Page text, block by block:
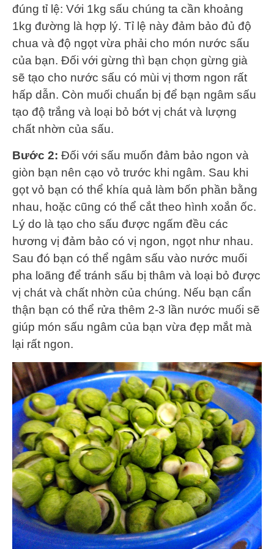
đúng tỉ lệ: Với 1kg sấu chúng ta cần khoảng
1kg đường là hợp lý. Tỉ lệ này đảm bảo đủ độ
chua và độ ngọt vừa phải cho món nước sấu
của bạn. Đối với gừng thì bạn chọn gừng già
sẽ tạo cho nước sấu có mùi vị thơm ngon rất
hấp dẫn. Còn muối chuẩn bị để bạn ngâm sấu
tạo độ trắng và loại bỏ bớt vị chát và lượng
chất nhờn của sấu.
Bước 2: Đối với sấu muốn đảm bảo ngon và
giòn bạn nên cạo vỏ trước khi ngâm. Sau khi
gọt vỏ bạn có thể khía quả làm bốn phần bằng
nhau, hoặc cũng có thể cắt theo hình xoắn ốc.
Lý do là tạo cho sấu được ngấm đều các
hương vị đảm bảo có vị ngon, ngọt như nhau.
Sau đó bạn có thể ngâm sấu vào nước muối
pha loãng để tránh sấu bị thâm và loại bỏ được
vị chát và chất nhờn của chúng. Nếu bạn cẩn
thận bạn có thể rửa thêm 2-3 lần nước muối sẽ
giúp món sấu ngâm của bạn vừa đẹp mắt mà
lại rất ngon.